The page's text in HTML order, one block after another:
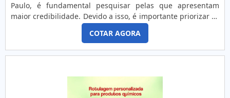
Paulo, é fundamental pesquisar pelas que apresentam
maior credibilidade. Devido a isso, é importante priorizar as
que produzem de forma personalizada e individualizada,
ou seja, em consonância com as necessidades de cada
cliente.AS PRINCIPAIS CARACTERÍSTICAS DO PRODUTOAs
etiquetas e rótulos adesivos são peças muito utilizadas em
COTAR AGORA